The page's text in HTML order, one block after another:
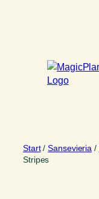
Start/Sansevieria /
Stripes